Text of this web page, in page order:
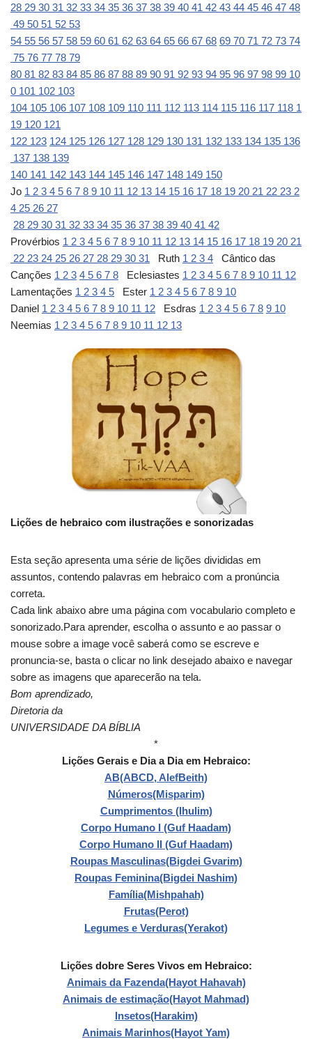
28 29 30 31 32 33 34 35 36 37 38 39 40 41 42 43 44 45 46 47 48
49 50 51 52 53
54 55 56 57 58 59 60 61 62 63 64 65 66 67 68 69 70 71 72 73 74
75 76 77 78 79
80 81 82 83 84 85 86 87 88 89 90 91 92 93 94 95 96 97 98 99 10
0 101 102 103
104 105 106 107 108 109 110 111 112 113 114 115 116 117 118 1
19 120 121
122 123 124 125 126 127 128 129 130 131 132 133 134 135 136
137 138 139
140 141 142 143 144 145 146 147 148 149 150
Jo 1 2 3 4 5 6 7 8 9 10 11 12 13 14 15 16 17 18 19 20 21 22 23 2
4 25 26 27
28 29 30 31 32 33 34 35 36 37 38 39 40 41 42
Provérbios 1 2 3 4 5 6 7 8 9 10 11 12 13 14 15 16 17 18 19 20 21
22 23 24 25 26 27 28 29 30 31 Ruth 1 2 3 4 Cântico das
Canções 1 2 3 4 5 6 7 8 Eclesiastes 1 2 3 4 5 6 7 8 9 10 11 12
Lamentações 1 2 3 4 5 Ester 1 2 3 4 5 6 7 8 9 10
Daniel 1 2 3 4 5 6 7 8 9 10 11 12 Esdras 1 2 3 4 5 6 7 8 9 10
Neemias 1 2 3 4 5 6 7 8 9 10 11 12 13
Lições de hebraico com ilustrações e sonorizadas
Esta seção apresenta uma série de lições divididas em
assuntos, contendo palavras em hebraico com a pronúncia
correta.
Cada link abaixo abre uma página com vocabulario completo e
sonorizado.Para aprender, escolha o assunto e ao passar o
mouse sobre a image você saberá como se escreve e
pronuncia-se, basta o clicar no link desejado abaixo e navegar
sobre as imagens que aparecerão na tela.
Bom aprendizado,
Diretoria da
UNIVERSIDADE DA BÍBLIA
*
Lições Gerais e Dia a Dia em Hebraico:
AB(ABCD, AlefBeith)
Números(Misparim)
Cumprimentos (Ihulim)
Corpo Humano I (Guf Haadam)
Corpo Humano II (Guf Haadam)
Roupas Masculinas(Bigdei Gvarim)
Roupas Feminina(Bigdei Nashim)
Família(Mishpahah)
Frutas(Perot)
Legumes e Verduras(Yerakot)
Lições dobre Seres Vivos em Hebraico:
Animais da Fazenda(Hayot Hahavah)
Animais de estimação(Hayot Mahmad)
Insetos(Harakim)
Animais Marinhos(Hayot Yam)